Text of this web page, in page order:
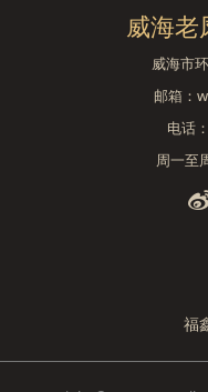
威海老
威海市
邮箱：
电话
周一至
福